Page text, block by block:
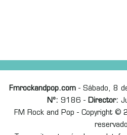
Fmrockandpop.com- Sábado, 8
Nº: 9186 - Director:
FM Rock and Pop - Copyright ©